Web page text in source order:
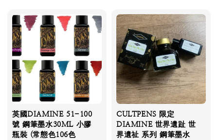
英國DIAMINE 51-100
號 鋼筆墨水30ML 小膠
瓶裝 (常態色106色
CULTPENS 限定
DIAMINE 世界遺趾 世
界遺祉 系列 鋼筆墨水